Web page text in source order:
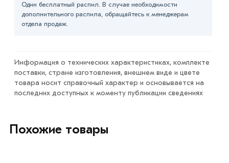
Профнастил оцинкованныйв интернет-магазине
МЕТАЛЛ-РС действительны в Москве и области. Наши
профессиональные менеджеры обработают заказ и
Данний товар от производителя сертифицирован,
соответствует всем стандартам качества. Возврат
Один бесплатный распил. В случае необходимости
дополнительного распила, обращайтесь к менеджерам
отдела продаж.
Информация о технических характеристиках, комплекте
поставки, стране изготовления, внешнем виде и цвете
товара носит справочный характер и основывается на
последних доступных к моменту публикации сведениях
Похожие товары